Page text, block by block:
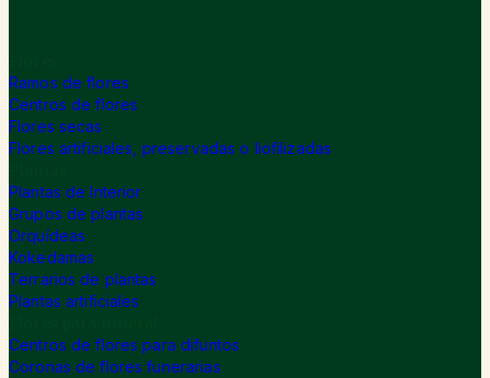
Ramos de flores
Centros de flores
Flores secas
Flores artificiales, preservadas o liofilizadas
Plantas de Interior
Grupos de plantas
Orquídeas
Kokedamas
Terrarios de plantas
Plantas artificiales
Centros de flores para difuntos
Coronas de flores funerarias